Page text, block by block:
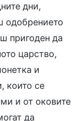
дни,
одобрението
пригоден да
царство,
и
които се
и от оковите
да